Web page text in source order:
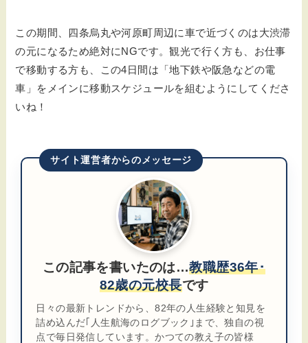
この期間、四条烏丸や河原町周辺に車で近づくのは大渋滞
の元になるため絶対にNGです。観光で行く方も、お仕事
で移動する方も、この4日間は「地下鉄や阪急などの電
車」をメインに移動スケジュールを組むようにしてくださ
いね！
サイト運営者からのメッセージ
この記事を書いたのは…教職歴36年･
82歳の元校長です
日々の最新トレンドから、82年の人生経験と知見を
詰め込んだ｢人生航海のログブック｣まで、独自の視
点で毎日発信しています。かつての教え子の皆様